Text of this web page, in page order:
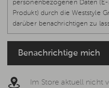
personenbezogenen Daten
Produkt) durch die Weststyle
darüber benachrichtigen zu
verfügbare Produkt wieder
7 DS-GVO, welche jederzeit
widerrufen werden kann, um
erhalten. Weitere
Benachrichtige mich
Im Store aktuell nicht